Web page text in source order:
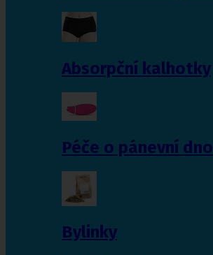
Absorpční kalhotky
Péče o pánevní dno
Bylinky